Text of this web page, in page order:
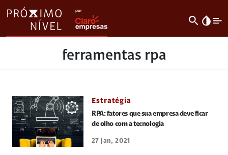
search invert_colors
ferramentas rpa
Estratégia
RPA: fatores que sua empresa deve ficar
de olho com a tecnologia
27 jan, 2021